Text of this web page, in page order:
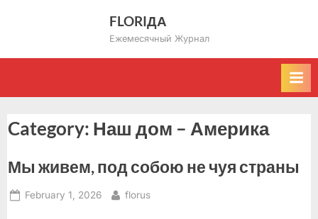
FLORIДА
Ежемесячный Журнал
Category: Наш дом – Америка
Мы живем, под собою не чуя страны
Posted
February 1, 2026 By
florus